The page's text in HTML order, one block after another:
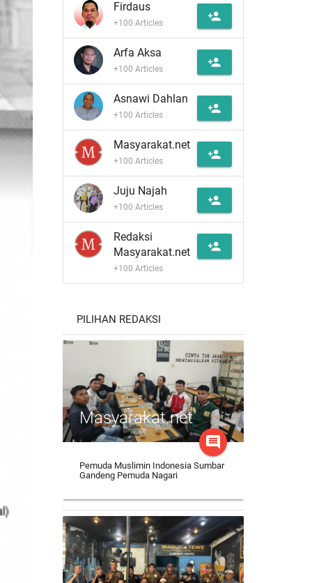
Firdaus
+100 Articles person_add
Arfa Aksa
+100 Articles person_add
Asnawi Dahlan
+100 Articles person_add
Masyarakat.net
+100 Articles person_add
Juju Najah
+100 Articles person_add
Redaksi
Masyarakat.net
+100 Articles
person_add
PILIHAN REDAKSI
Masyarakat.net
comment
Pemuda Muslimin Indonesia Sumbar
Gandeng Pemuda Nagari